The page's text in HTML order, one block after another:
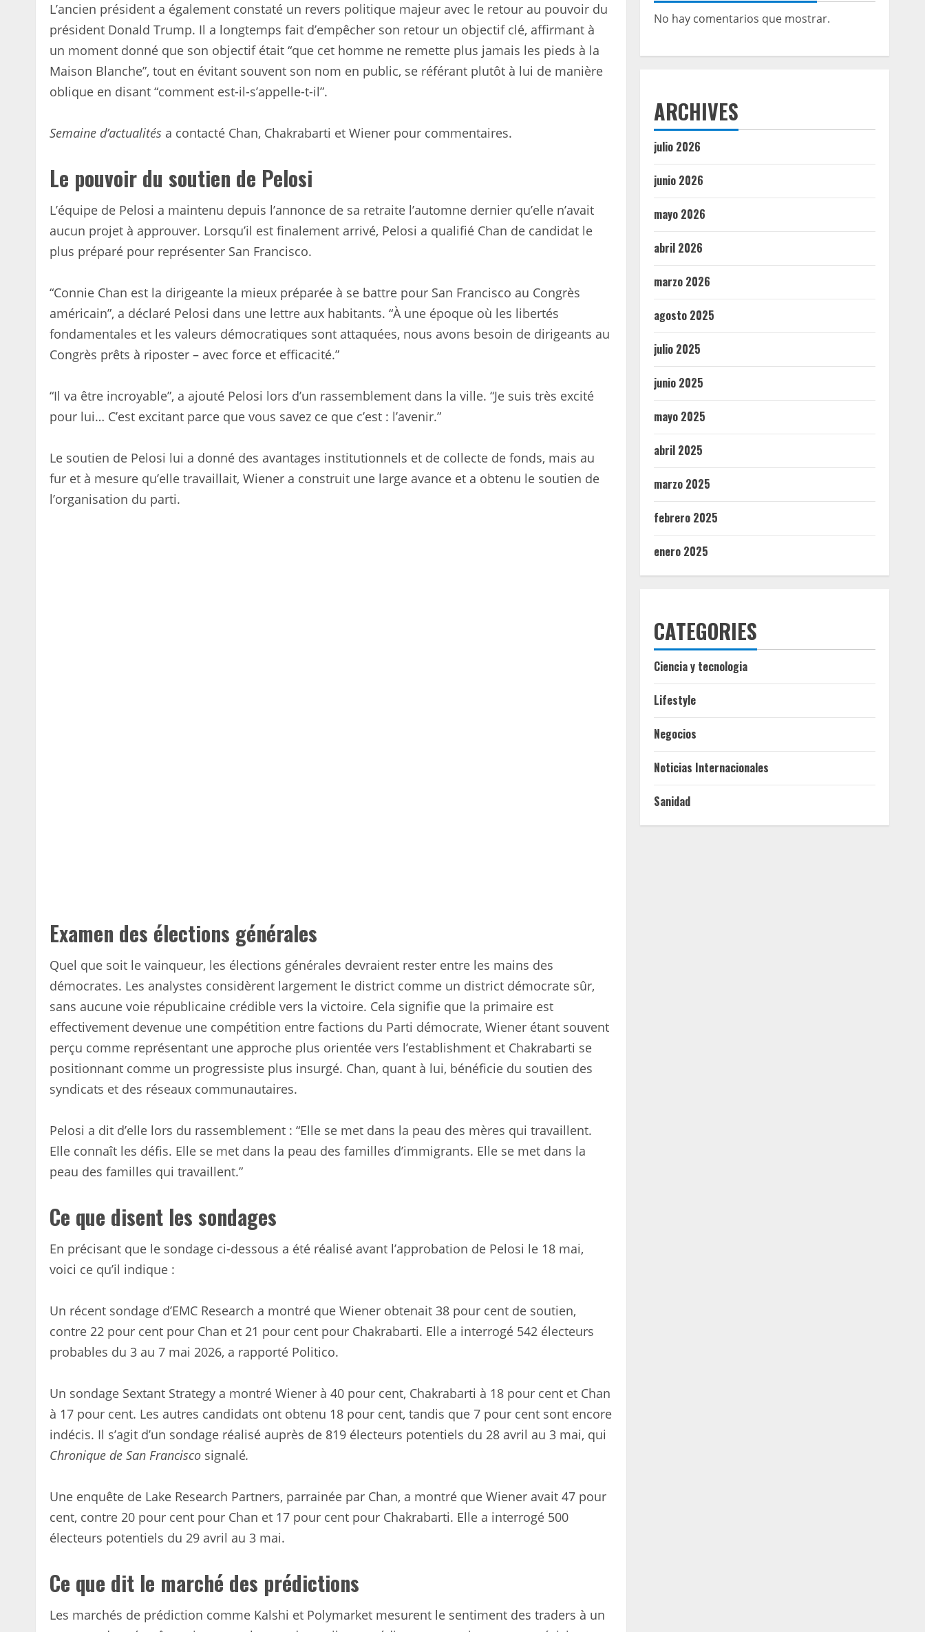
L’ancien président a également constaté un revers politique majeur avec le retour au pouvoir du
président Donald Trump. Il a longtemps fait d’empêcher son retour un objectif clé, affirmant à
un moment donné que son objectif était “que cet homme ne remette plus jamais les pieds à la
Maison Blanche”, tout en évitant souvent son nom en public, se référant plutôt à lui de manière
oblique en disant “comment est-il-s’appelle-t-il”.
Semaine d’actualités a contacté Chan, Chakrabarti et Wiener pour commentaires.
Le pouvoir du soutien de Pelosi
L’équipe de Pelosi a maintenu depuis l’annonce de sa retraite l’automne dernier qu’elle n’avait
aucun projet à approuver. Lorsqu’il est finalement arrivé, Pelosi a qualifié Chan de candidat le
plus préparé pour représenter San Francisco.
“Connie Chan est la dirigeante la mieux préparée à se battre pour San Francisco au Congrès
américain”, a déclaré Pelosi dans une lettre aux habitants. “À une époque où les libertés
fondamentales et les valeurs démocratiques sont attaquées, nous avons besoin de dirigeants au
Congrès prêts à riposter – avec force et efficacité.”
“Il va être incroyable”, a ajouté Pelosi lors d’un rassemblement dans la ville. “Je suis très excité
pour lui… C’est excitant parce que vous savez ce que c’est : l’avenir.”
Le soutien de Pelosi lui a donné des avantages institutionnels et de collecte de fonds, mais au
fur et à mesure qu’elle travaillait, Wiener a construit une large avance et a obtenu le soutien de
l’organisation du parti.
Examen des élections générales
Quel que soit le vainqueur, les élections générales devraient rester entre les mains des
démocrates. Les analystes considèrent largement le district comme un district démocrate sûr,
sans aucune voie républicaine crédible vers la victoire. Cela signifie que la primaire est
effectivement devenue une compétition entre factions du Parti démocrate, Wiener étant souvent
perçu comme représentant une approche plus orientée vers l’establishment et Chakrabarti se
positionnant comme un progressiste plus insurgé. Chan, quant à lui, bénéficie du soutien des
syndicats et des réseaux communautaires.
Pelosi a dit d’elle lors du rassemblement : “Elle se met dans la peau des mères qui travaillent.
Elle connaît les défis. Elle se met dans la peau des familles d’immigrants. Elle se met dans la
peau des familles qui travaillent.”
Ce que disent les sondages
En précisant que le sondage ci-dessous a été réalisé avant l’approbation de Pelosi le 18 mai,
voici ce qu’il indique :
Un récent sondage d’EMC Research a montré que Wiener obtenait 38 pour cent de soutien,
contre 22 pour cent pour Chan et 21 pour cent pour Chakrabarti. Elle a interrogé 542 électeurs
probables du 3 au 7 mai 2026, a rapporté Politico.
Un sondage Sextant Strategy a montré Wiener à 40 pour cent, Chakrabarti à 18 pour cent et Chan
à 17 pour cent. Les autres candidats ont obtenu 18 pour cent, tandis que 7 pour cent sont encore
indécis. Il s’agit d’un sondage réalisé auprès de 819 électeurs potentiels du 28 avril au 3 mai, qui
Chronique de San Francisco signalé.
Une enquête de Lake Research Partners, parrainée par Chan, a montré que Wiener avait 47 pour
cent, contre 20 pour cent pour Chan et 17 pour cent pour Chakrabarti. Elle a interrogé 500
électeurs potentiels du 29 avril au 3 mai.
Ce que dit le marché des prédictions
Les marchés de prédiction comme Kalshi et Polymarket mesurent le sentiment des traders à un
No hay comentarios que mostrar.
ARCHIVES
julio 2026
junio 2026
mayo 2026
abril 2026
marzo 2026
agosto 2025
julio 2025
junio 2025
mayo 2025
abril 2025
marzo 2025
febrero 2025
enero 2025
CATEGORIES
Ciencia y tecnologia
Lifestyle
Negocios
Noticias Internacionales
Sanidad